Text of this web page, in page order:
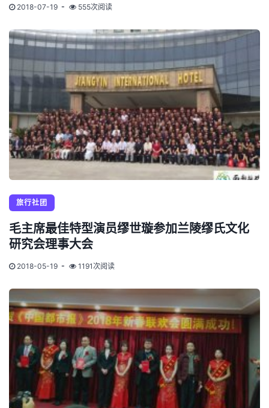
2018-07-19 555次阅读
旅行社团
毛主席最佳特型演员缪世璇参加兰陵缪氏文化
研究会理事大会
2018-05-19 1191次阅读